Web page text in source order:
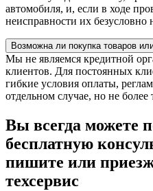
автомобиля, и, если в ходе
неисправности их безусловно
Возможна ли покупка товаров
Мы не являемся кредитной
клиентов. Для постоянных
гибкие условия оплаты,
отдельном случае, но не более
Вы всегда можете
бесплатную
пишите или
техсервис